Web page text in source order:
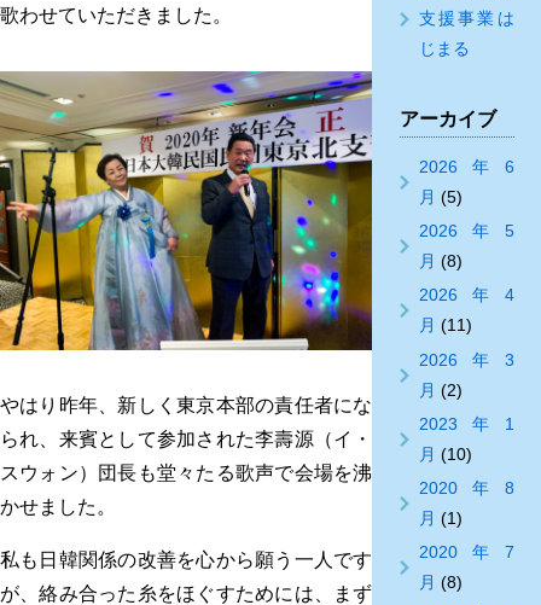
歌わせていただきました。
やはり昨年、新しく東京本部の責任者にな
られ、来賓として参加された李壽源（イ・
スウォン）団長も堂々たる歌声で会場を沸
かせました。
私も日韓関係の改善を心から願う一人です
が、絡み合った糸をほぐすためには、まず
支援事業は
じまる
アーカイブ
2026年6
月 (5)
2026年5
月 (8)
2026年4
月 (11)
2026年3
月 (2)
2023年1
月 (10)
2020年8
月 (1)
2020年7
月 (8)